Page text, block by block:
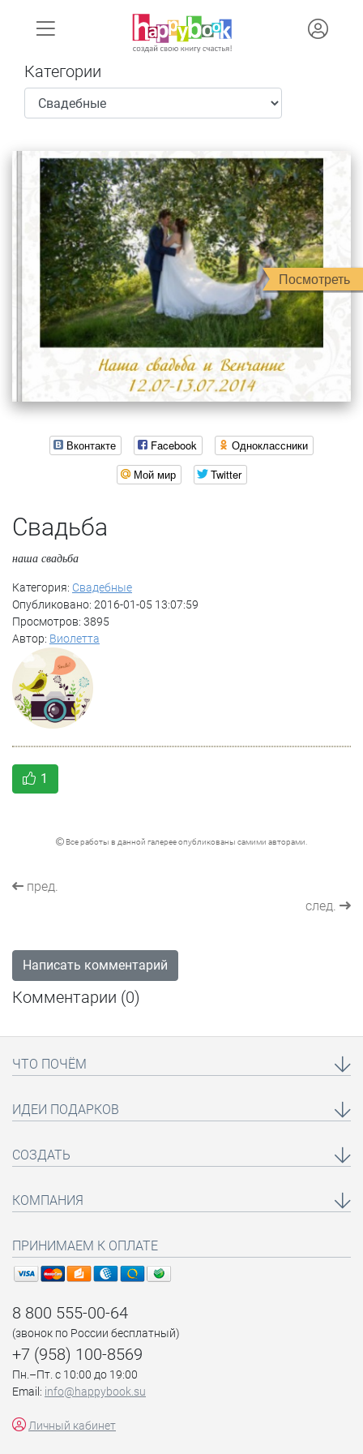
Категории
Посмотреть
Вконтакте Facebook
Одноклассники
Мой мир
Twitter
Свадьба
наша свадьба
Категория: Свадебные
Опубликовано: 2016-01-05 13:07:59
Просмотров: 3895
Автор: Виолетта
1
Все работы в данной галерее опубликованы самими авторами.
пред.
след.
Написать комментарий
Комментарии (0)
ЧТО ПОЧЁМ
ИДЕИ ПОДАРКОВ
СОЗДАТЬ
КОМПАНИЯ
ПРИНИМАЕМ К ОПЛАТЕ
8 800 555-00-64
(звонок по России бесплатный)
+7 (958) 100-8569
Пн.–Пт. с 10:00 до 19:00
Email: info@happybook.su
Личный кабинет